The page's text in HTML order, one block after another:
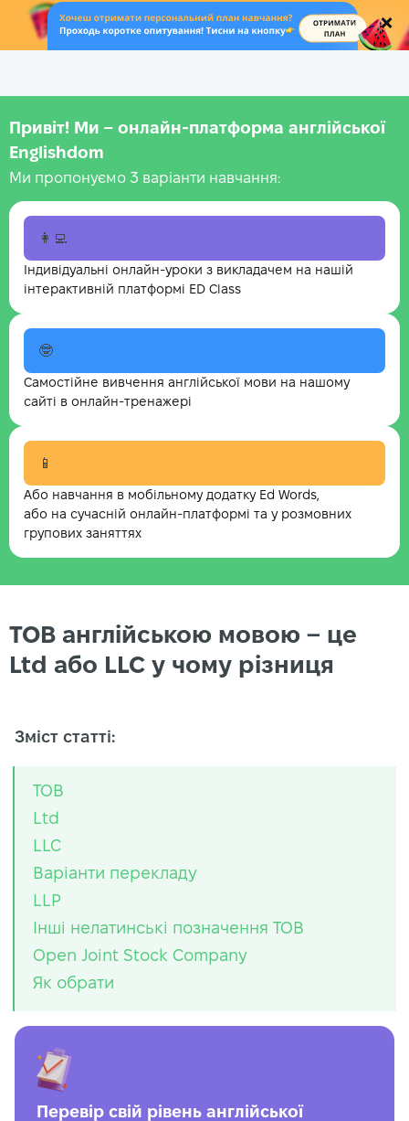
.
Привіт! Ми – онлайн-платформа англійської
Englishdom
Ми пропонуємо 3 варіанти навчання:
👩‍💻
Індивідуальні онлайн-уроки з викладачем на нашій
інтерактивній платформі ED Class
🤓
Самостійне вивчення англійської мови на нашому
сайті в онлайн-тренажері
📱
Або навчання в мобільному додатку Ed Words,
або на сучасній онлайн-платформі та у розмовних
групових заняттях
ТОВ англійською мовою – це
Ltd або LLC у чому різниця
Зміст статті:
ТОВ
Ltd
LLC
Варіанти перекладу
LLP
Інші нелатинські позначення ТОВ
Open Joint Stock Company
Як обрати
Перевір свій рівень англійської